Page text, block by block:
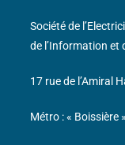
Société de
de l’Information et
17 rue de l’Amiral
Métro : « Boissière